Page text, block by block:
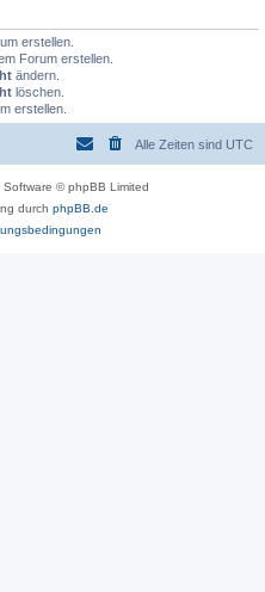
erstellen.
Forum erstellen.
ändern.
löschen.
erstellen.
Alle Zeiten sind UTC
Software © phpBB Limited
durch phpBB.de